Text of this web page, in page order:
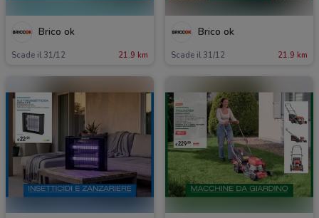
Brico ok
Scade il 31/12 21.9 km
Brico ok
Scade il 31/12 21.9 km